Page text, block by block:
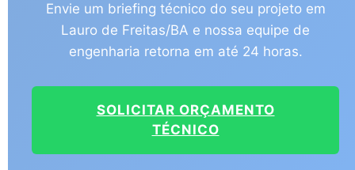
Envie um briefing técnico do seu projeto em
Lauro de Freitas/BA e nossa equipe de
engenharia retorna em até 24 horas.
SOLICITAR ORÇAMENTO
TÉCNICO